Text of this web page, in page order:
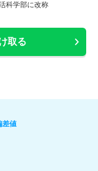
科学部に改称
取る
差値